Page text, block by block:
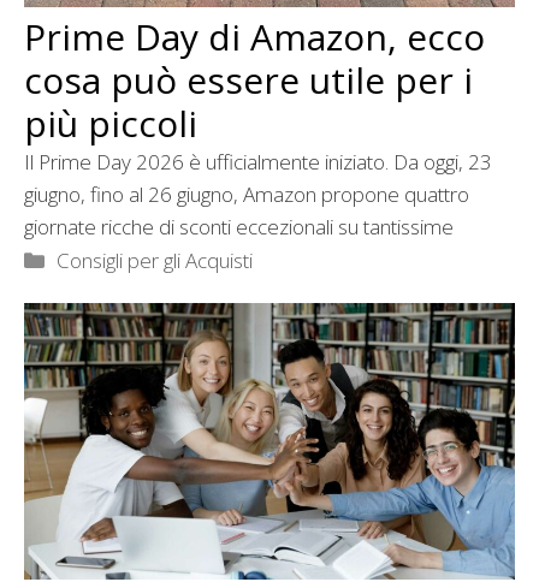
Prime Day di Amazon, ecco
cosa può essere utile per i
più piccoli
Il Prime Day 2026 è ufficialmente iniziato. Da oggi, 23
giugno, fino al 26 giugno, Amazon propone quattro
giornate ricche di sconti eccezionali su tantissime
Categorie
Consigli per gli Acquisti